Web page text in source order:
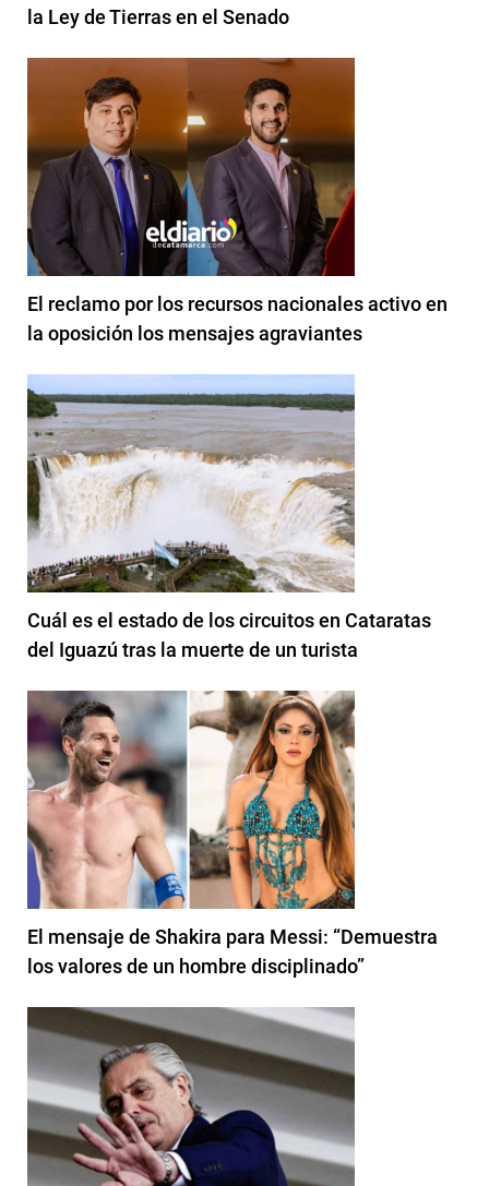
la Ley de Tierras en el Senado
El reclamo por los recursos nacionales activo en
la oposición los mensajes agraviantes
Cuál es el estado de los circuitos en Cataratas
del Iguazú tras la muerte de un turista
El mensaje de Shakira para Messi: “Demuestra
los valores de un hombre disciplinado”